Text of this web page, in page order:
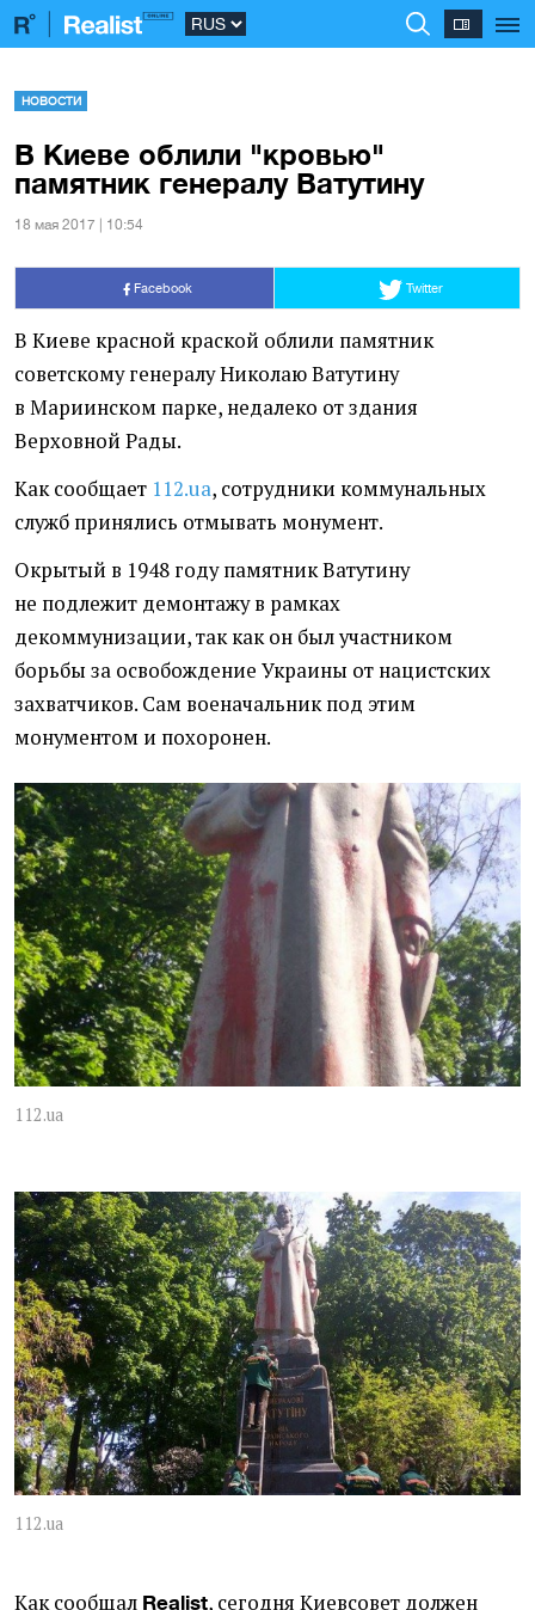
НОВОСТИ
В Киеве облили "кровью"
памятник генералу Ватутину
18 мая 2017 | 10:54
Facebook Twitter
В Киеве красной краской облили памятник
советскому генералу Николаю Ватутину
в Мариинском парке, недалеко от здания
Верховной Рады.
Как сообщает 112.ua, сотрудники коммунальных
служб принялись отмывать монумент.
Окрытый в 1948 году памятник Ватутину
не подлежит демонтажу в рамках
декоммунизации, так как он был участником
борьбы за освобождение Украины от нацистских
захватчиков. Сам военачальник под этим
монументом и похоронен.
112.ua
112.ua
Как сообщал Realist, сегодня Киевсовет должен